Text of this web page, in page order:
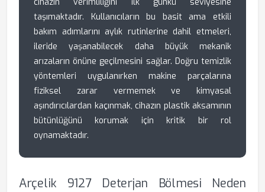
taşımaktadır. Kullanıcıların bu basit ama etkili
bakım adımlarını aylık rutinlerine dahil etmeleri,
ileride yaşanabilecek daha büyük mekanik
arızaların önüne geçilmesini sağlar. Doğru temizlik
yöntemleri uygulanırken makine parçalarına
fiziksel zarar vermemek ve kimyasal
aşındırıcılardan kaçınmak, cihazın plastik aksamının
bütünlüğünü korumak için kritik bir rol
oynamaktadır.
Arçelik 9127 Deterjan Bölmesi Neden